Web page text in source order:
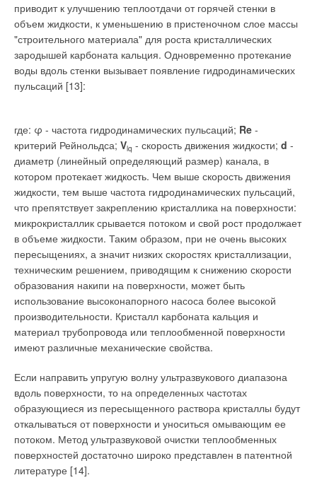
приводит к улучшению теплоотдачи от горячей стенки в
объем жидкости, к уменьшению в пристеночном слое массы
"строительного материала" для роста кристаллических
зародышей карбоната кальция. Одновременно протекание
воды вдоль стенки вызывает появление гидродинамических
пульсаций [13]:
где: φ - частота гидродинамических пульсаций; Re -
критерий Рейнольдса; Vlq - скорость движения жидкости; d -
диаметр (линейный определяющий размер) канала, в
котором протекает жидкость. Чем выше скорость движения
жидкости, тем выше частота гидродинамических пульсаций,
что препятствует закреплению кристаллика на поверхности:
микрокристаллик срывается потоком и свой рост продолжает
в объеме жидкости. Таким образом, при не очень высоких
пересыщениях, а значит низких скоростях кристаллизации,
техническим решением, приводящим к снижению скорости
образования накипи на поверхности, может быть
использование высоконапорного насоса более высокой
производительности. Кристалл карбоната кальция и
материал трубопровода или теплообменной поверхности
имеют различные механические свойства.
Если направить упругую волну ультразвукового диапазона
вдоль поверхности, то на определенных частотах
образующиеся из пересыщенного раствора кристаллы будут
откалываться от поверхности и уноситься омывающим ее
потоком. Метод ультразвуковой очистки теплообменных
поверхностей достаточно широко представлен в патентной
литературе [14].